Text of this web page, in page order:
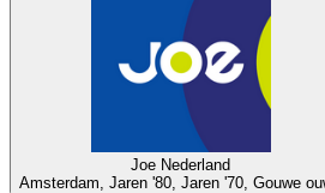
Joe Nederland
Amsterdam, Jaren '80, Jaren '70, Gouwe